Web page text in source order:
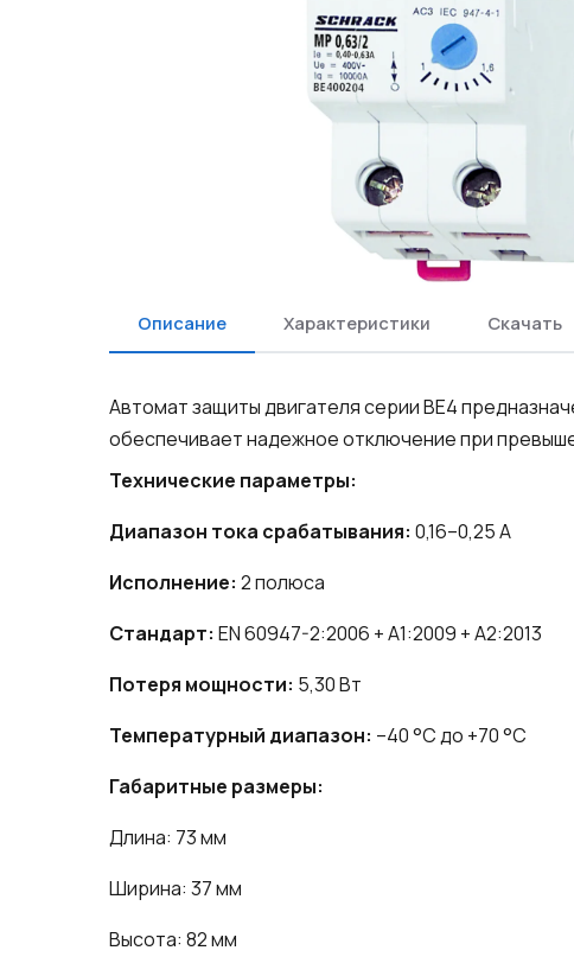
Описание Характеристики Скачать
Автомат защиты двигателя серии BE4
обеспечивает надежное отключение при
Технические параметры:
Диапазон тока срабатывания: 0,16–0,25 А
Исполнение: 2 полюса
Стандарт: EN 60947-2:2006 + A1:2009 + A2:2013
Потеря мощности: 5,30 Вт
Температурный диапазон: –40 °C до +70 °C
Габаритные размеры:
Длина: 73 мм
Ширина: 37 мм
Высота: 82 мм